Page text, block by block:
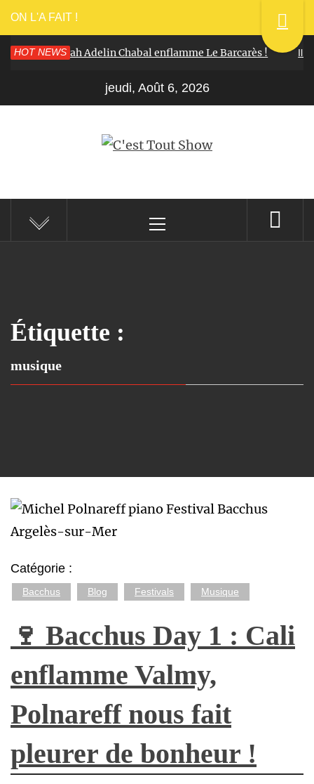
ON L'A FAIT !
HOT NEWS
: Déborah Adelin Chabal enflamme Le Barcarès ! Il y a 1
jeudi, Août 6, 2026
C'EST TOUT SHOW
Reportages Spectacles Concerts Théâtre Danse
Étiquette :
musique
Catégorie :
Bacchus Blog Festivals Musique
🍷 Bacchus Day 1 : Cali
enflamme Valmy,
Polnareff nous fait
pleurer de bonheur !